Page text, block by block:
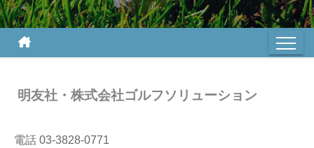
t
明友社・株式会社ゴルフソリューション
電話 03-3828-0771